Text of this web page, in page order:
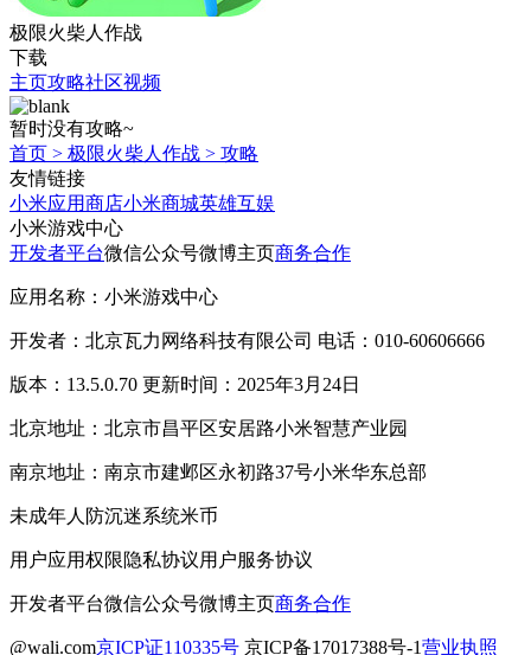
极限火柴人作战
下载
主页攻略社区视频
暂时没有攻略~
首页 > 极限火柴人作战 > 攻略
友情链接
小米应用商店小米商城英雄互娱
小米游戏中心
开发者平台微信公众号微博主页商务合作
应用名称：小米游戏中心
开发者：北京瓦力网络科技有限公司 电话：010-60606666
版本：13.5.0.70 更新时间：2025年3月24日
北京地址：北京市昌平区安居路小米智慧产业园
南京地址：南京市建邺区永初路37号小米华东总部
未成年人防沉迷系统米币
用户应用权限隐私协议用户服务协议
开发者平台微信公众号微博主页商务合作
@wali.com京ICP证110335号 京ICP备17017388号-1营业执照